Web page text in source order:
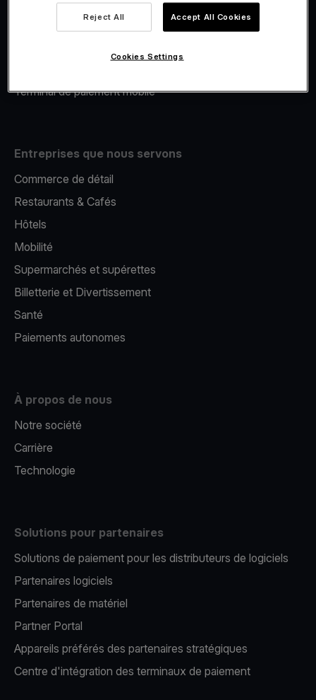
Financement Viva.com
Terminal de paiement mobile
Entreprises que nous servons
Commerce de détail
Restaurants & Cafés
Hôtels
Mobilité
Supermarchés et supérettes
Billetterie et Divertissement
Santé
Paiements autonomes
À propos de nous
Notre société
Carrière
Technologie
Solutions pour partenaires
Solutions de paiement pour les distributeurs de logiciels
Partenaires logiciels
Partenaires de matériel
Partner Portal
Appareils préférés des partenaires stratégiques
Centre d'intégration des terminaux de paiement
Reject All Accept All Cookies
Cookies Settings